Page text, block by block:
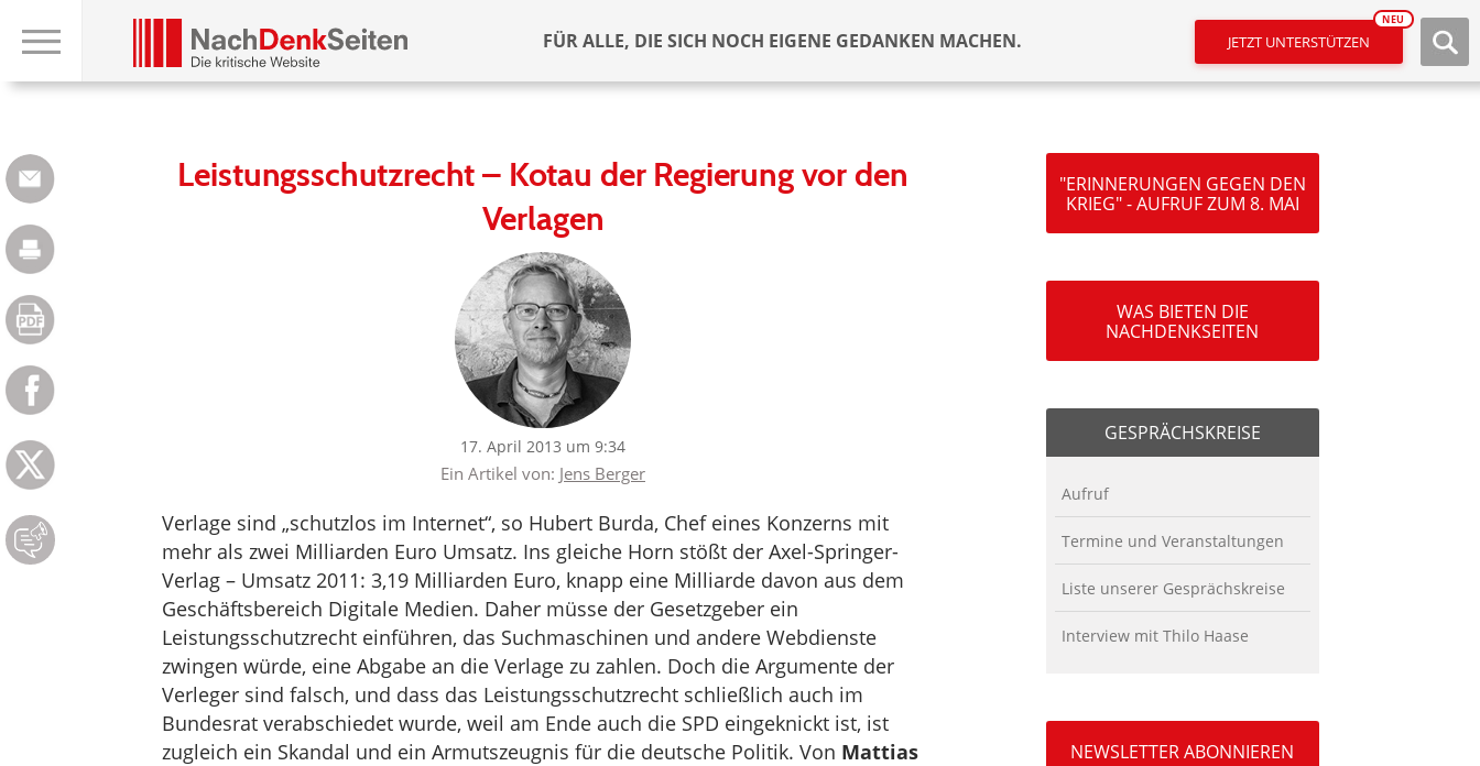
FÜR ALLE, DIE SICH NOCH EIGENE GEDANKEN MACHEN. JETZT UNTERSTÜTZEN
NEU
Leistungsschutzrecht – Kotau der Regierung vor den
Verlagen
17. April 2013 um 9:34
Ein Artikel von: Jens Berger
Verlage sind „schutzlos im Internet“, so Hubert Burda, Chef eines Konzerns mit
mehr als zwei Milliarden Euro Umsatz. Ins gleiche Horn stößt der Axel-Springer-
Verlag – Umsatz 2011: 3,19 Milliarden Euro, knapp eine Milliarde davon aus dem
Geschäftsbereich Digitale Medien. Daher müsse der Gesetzgeber ein
Leistungsschutzrecht einführen, das Suchmaschinen und andere Webdienste
zwingen würde, eine Abgabe an die Verlage zu zahlen. Doch die Argumente der
Verleger sind falsch, und dass das Leistungsschutzrecht schließlich auch im
Bundesrat verabschiedet wurde, weil am Ende auch die SPD eingeknickt ist, ist
zugleich ein Skandal und ein Armutszeugnis für die deutsche Politik. Von Mattias
"ERINNERUNGEN GEGEN DEN
KRIEG" - AUFRUF ZUM 8. MAI
WAS BIETEN DIE
NACHDENKSEITEN
GESPRÄCHSKREISE
Aufruf
Termine und Veranstaltungen
Liste unserer Gesprächskreise
Interview mit Thilo Haase
NEWSLETTER ABONNIEREN